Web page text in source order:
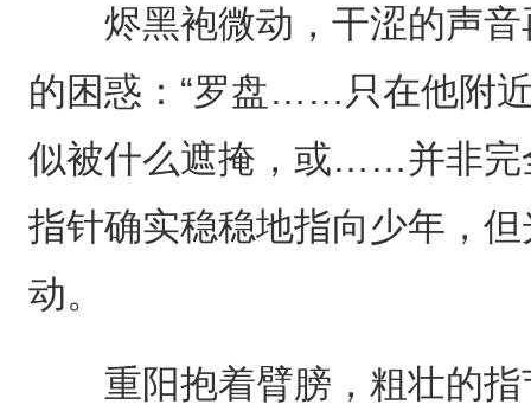
烬黑袍微动，干涩的声音
的困惑：“罗盘……只在他附
似被什么遮掩，或……并非完
指针确实稳稳地指向少年，
动。
重阳抱着臂膀，粗壮的指